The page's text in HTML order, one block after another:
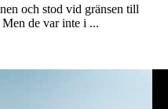
och stod vid gränsen till
de var inte i ...